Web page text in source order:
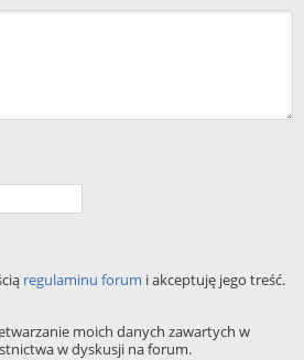
regulaminu forum i akceptuję jego treść.
moich danych zawartych w
w dyskusji na forum.